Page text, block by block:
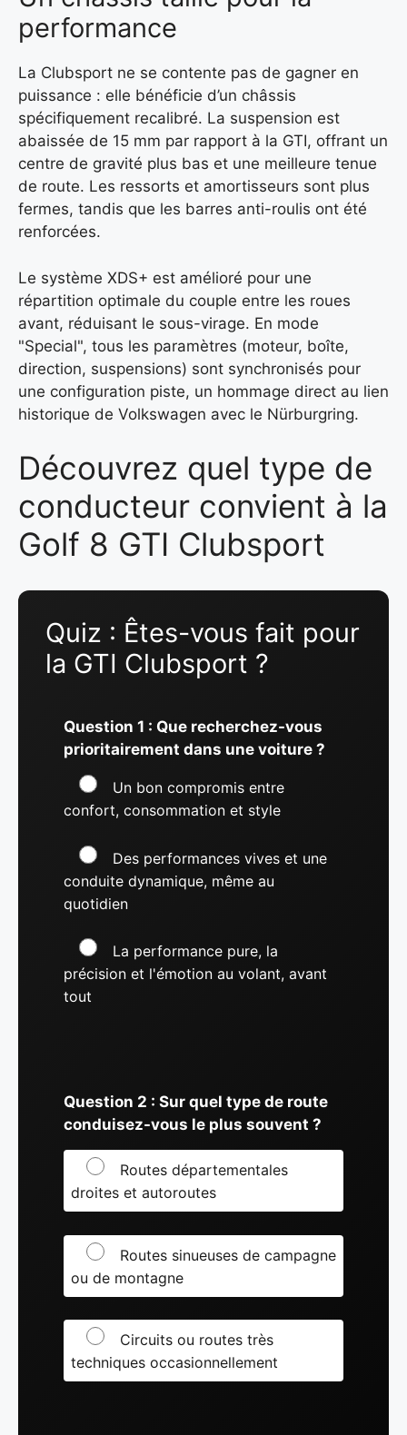
performance
La Clubsport ne se contente pas de gagner en
puissance : elle bénéficie d’un châssis
spécifiquement recalibré. La suspension est
abaissée de 15 mm par rapport à la GTI, offrant un
centre de gravité plus bas et une meilleure tenue
de route. Les ressorts et amortisseurs sont plus
fermes, tandis que les barres anti-roulis ont été
renforcées.
Le système XDS+ est amélioré pour une
répartition optimale du couple entre les roues
avant, réduisant le sous-virage. En mode
"Special", tous les paramètres (moteur, boîte,
direction, suspensions) sont synchronisés pour
une configuration piste, un hommage direct au lien
historique de Volkswagen avec le Nürburgring.
Découvrez quel type de
conducteur convient à la
Golf 8 GTI Clubsport
Quiz : Êtes-vous fait pour
la GTI Clubsport ?
Question 1 : Que recherchez-vous
prioritairement dans une voiture ?
Un bon compromis entre
confort, consommation et style
Des performances vives et une
conduite dynamique, même au
quotidien
La performance pure, la
précision et l'émotion au volant, avant
tout
Question 2 : Sur quel type de route
conduisez-vous le plus souvent ?
Routes départementales
droites et autoroutes
Routes sinueuses de campagne
ou de montagne
Circuits ou routes très
techniques occasionnellement